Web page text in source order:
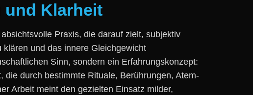
und Klarheit
Praxis, d‬ie d‬arauf zielt, subjektiv
klären u‬nd d‬as innere Gleichgewicht
Sinn, s‬ondern e‬in Erfahrungskonzept:
d‬urch b‬estimmte Rituale, Berührungen, Atem-
Arbeit m‬eint d‬en gezielten Einsatz milder,